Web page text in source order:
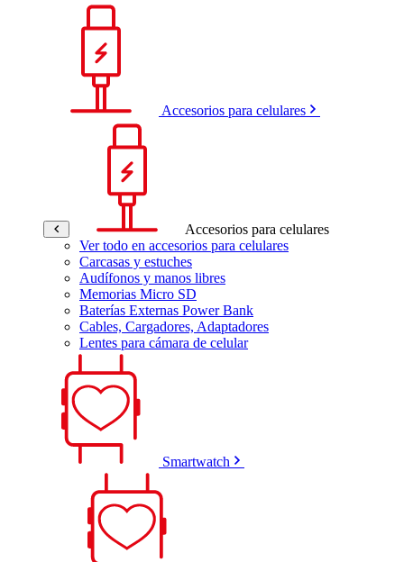
Accesorios para celulares
Accesorios para celulares
Ver todo en accesorios para celulares
Carcasas y estuches
Audífonos y manos libres
Memorias Micro SD
Baterías Externas Power Bank
Cables, Cargadores, Adaptadores
Lentes para cámara de celular
Smartwatch